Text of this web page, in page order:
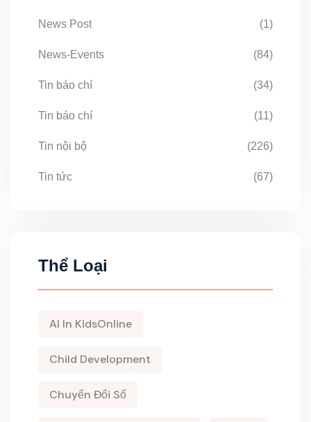
News Post (1)
News-Events (84)
Tin báo chí (34)
Tin báo chí (11)
Tin nội bộ (226)
Tin tức (67)
Thể Loại
AI In KidsOnline
Child Development
Chuyển Đổi Số